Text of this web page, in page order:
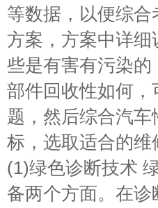
等数据，以便综
方案，方案中详
些是有害有污染
部件回收性如何
题，然后综合汽
标，选取适合的
(1)绿色诊断技术
备两个方面。在